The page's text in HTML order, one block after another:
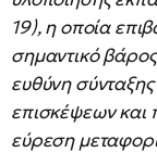
19), η οποία
σημαντικό
ευθύνη
επισκέψεων και
εύρεση